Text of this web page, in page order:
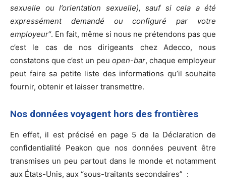
sexuelle ou l’orientation sexuelle), sauf si cela a été
expressément demandé ou configuré par votre
employeur“. En fait, même si nous ne prétendons pas que
c’est le cas de nos dirigeants chez Adecco, nous
constatons que c’est un peu open-bar, chaque employeur
peut faire sa petite liste des informations qu’il souhaite
fournir, obtenir et laisser transmettre.
Nos données voyagent hors des frontières
En effet, il est précisé en page 5 de la Déclaration de
confidentialité Peakon que nos données peuvent être
transmises un peu partout dans le monde et notamment
aux États-Unis, aux “sous-traitants secondaires” :